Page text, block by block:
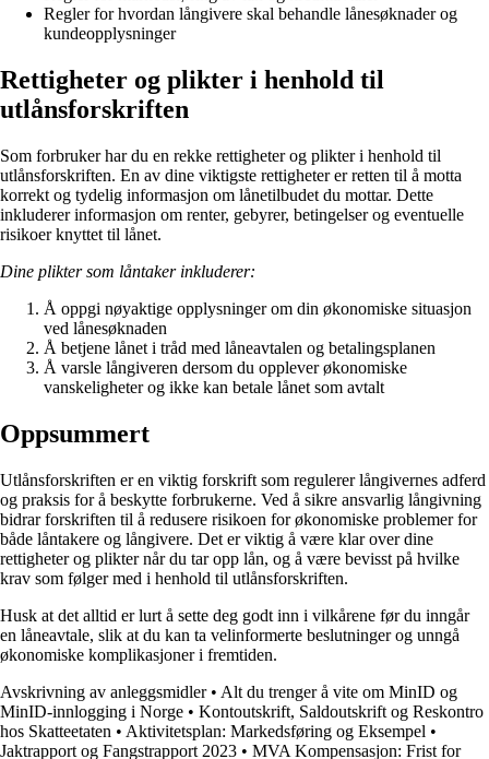
Regler for hvordan långivere skal behandle lånesøknader og
kundeopplysninger
Rettigheter og plikter i henhold til
utlånsforskriften
Som forbruker har du en rekke rettigheter og plikter i henhold til
utlånsforskriften. En av dine viktigste rettigheter er retten til å motta
korrekt og tydelig informasjon om lånetilbudet du mottar. Dette
inkluderer informasjon om renter, gebyrer, betingelser og eventuelle
risikoer knyttet til lånet.
Dine plikter som låntaker inkluderer:
Å oppgi nøyaktige opplysninger om din økonomiske situasjon
ved lånesøknaden
Å betjene lånet i tråd med låneavtalen og betalingsplanen
Å varsle långiveren dersom du opplever økonomiske
vanskeligheter og ikke kan betale lånet som avtalt
Oppsummert
Utlånsforskriften er en viktig forskrift som regulerer långivernes adferd
og praksis for å beskytte forbrukerne. Ved å sikre ansvarlig långivning
bidrar forskriften til å redusere risikoen for økonomiske problemer for
både låntakere og långivere. Det er viktig å være klar over dine
rettigheter og plikter når du tar opp lån, og å være bevisst på hvilke
krav som følger med i henhold til utlånsforskriften.
Husk at det alltid er lurt å sette deg godt inn i vilkårene før du inngår
en låneavtale, slik at du kan ta velinformerte beslutninger og unngå
økonomiske komplikasjoner i fremtiden.
Avskrivning av anleggsmidler• Alt du trenger å vite om MinID og
MinID-innlogging i Norge • Kontoutskrift, Saldoutskrift og Reskontro
hos Skatteetaten • Aktivitetsplan: Markedsføring og Eksempel •
Jaktrapport og Fangstrapport 2023 • MVA Kompensasjon: Frist for